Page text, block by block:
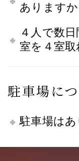
ありますか
４人で数
室を４室取
駐車場に
駐車場はあ